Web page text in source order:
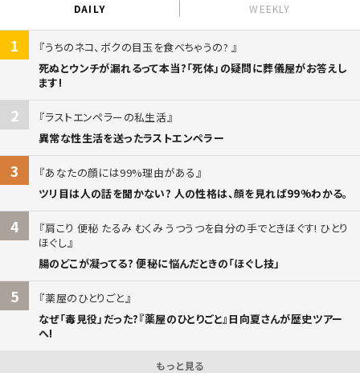
DAILY WEEKLY
1
うちのネコ、ボクの目玉を食べちゃうの?
死ぬとウンチが漏れるって本当?「死体」の疑問に葬儀屋がお答えし
ます!
2
ラストエンペラーの私生活
異常な性生活を送ったラストエンペラー
3
あなたの顔には99%理由がある
ツリ目は人の話を聞かない? 人の性格は、顔を見れば99%わかる。
4
肩こり 便秘 たるみ むくみ うつうつを自分の手でときほぐす! ひとり
ほぐし
腸のどこが凝ってる? 便秘に悩んだときの「ほぐし技」
5
薬屋のひとりごと
なぜ「毒見役」だった?『薬屋のひとりごと』日向夏さんが歴史ツアー
へ!
もっと見る